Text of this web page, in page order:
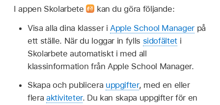
I appen Skolarbete
kan du göra följande:
Visa alla dina klasser i Apple School Manager på
ett ställe. När du loggar in fylls sidofältet i
Skolarbete automatiskt i med all
klassinformation från Apple School Manager.
Skapa och publicera uppgifter, med en eller
flera aktiviteter. Du kan skapa uppgifter för en